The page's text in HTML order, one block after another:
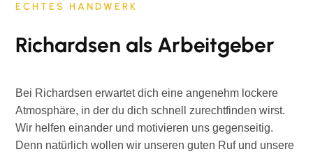
ECHTES HANDWERK
Richardsen als Arbeitgeber
Bei Richardsen erwartet dich eine angenehm lockere
Atmosphäre, in der du dich schnell zurechtfinden wirst.
Wir helfen einander und motivieren uns gegenseitig.
Denn natürlich wollen wir unseren guten Ruf und unsere